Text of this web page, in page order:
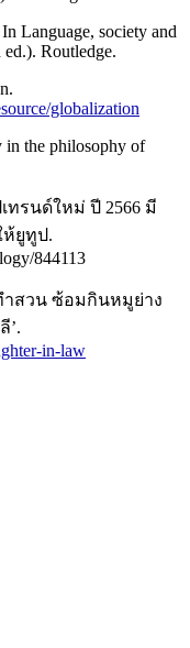
Language, society and
Routledge.
globalization
in the philosophy of
เทรนด์ใหม่ ปี 2566 มี
ห้ยูทูป.
844113
ทำสวน ซ้อมกินหมูย่าง
’.
in-law